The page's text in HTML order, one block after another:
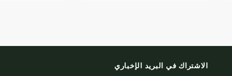
الاشتراك في البريد الإخباري